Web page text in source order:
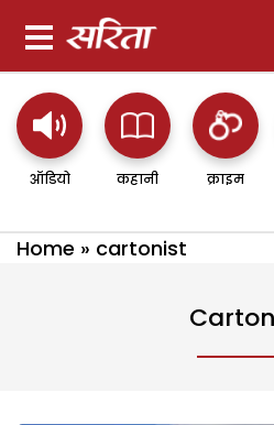
ऑडियो कहानी क्राइम
Home » cartonist